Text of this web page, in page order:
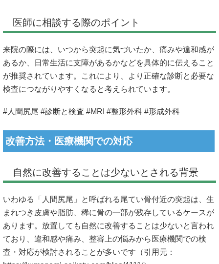
医師に相談する際のポイント
来院の際には、いつから突起に気づいたか、痛みや違和感が
あるか、日常生活に支障があるかなどを具体的に伝えること
が推奨されています。これにより、より正確な診断と必要な
検査につながりやすくなると考えられています。
#人間尻尾 #診断と検査 #MRI #整形外科 #形成外科
改善方法・医療機関での対応
自然に改善することは少ないとされる背景
いわゆる「人間尻尾」と呼ばれる尾てい骨付近の突起は、生
まれつき皮膚や脂肪、稀に骨の一部が残存しているケースが
あります。放置しても自然に改善することは少ないと言われ
ており、違和感や痛み、整容上の悩みから医療機関での検
査・対応が検討されることが多いです（引用元：